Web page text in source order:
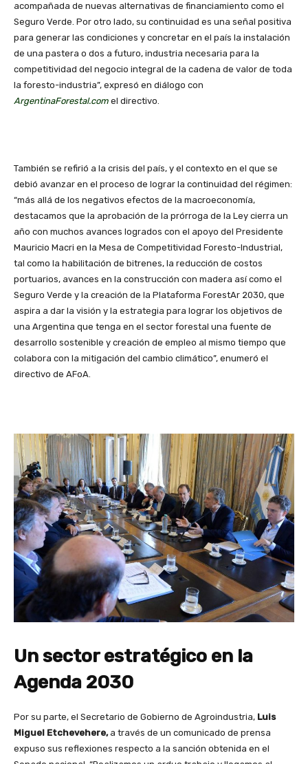
acompañada de nuevas alternativas de financiamiento como el
Seguro Verde. Por otro lado, su continuidad es una señal positiva
para generar las condiciones y concretar en el país la instalación
de una pastera o dos a futuro, industria necesaria para la
competitividad del negocio integral de la cadena de valor de toda
la foresto-industria”, expresó en diálogo con
ArgentinaForestal.com el directivo.
También se refirió a la crisis del país, y el contexto en el que se
debió avanzar en el proceso de lograr la continuidad del régimen:
“más allá de los negativos efectos de la macroeconomía,
destacamos que la aprobación de la prórroga de la Ley cierra un
año con muchos avances logrados con el apoyo del Presidente
Mauricio Macri en la Mesa de Competitividad Foresto-Industrial,
tal como la habilitación de bitrenes, la reducción de costos
portuarios, avances en la construcción con madera así como el
Seguro Verde y la creación de la Plataforma ForestAr 2030, que
aspira a dar la visión y la estrategia para lograr los objetivos de
una Argentina que tenga en el sector forestal una fuente de
desarrollo sostenible y creación de empleo al mismo tiempo que
colabora con la mitigación del cambio climático”, enumeró el
directivo de AFoA.
Un sector estratégico en la
Agenda 2030
Por su parte, el Secretario de Gobierno de Agroindustria, Luis
Miguel Etchevehere,a través de un comunicado de prensa
expuso sus reflexiones respecto a la sanción obtenida en el